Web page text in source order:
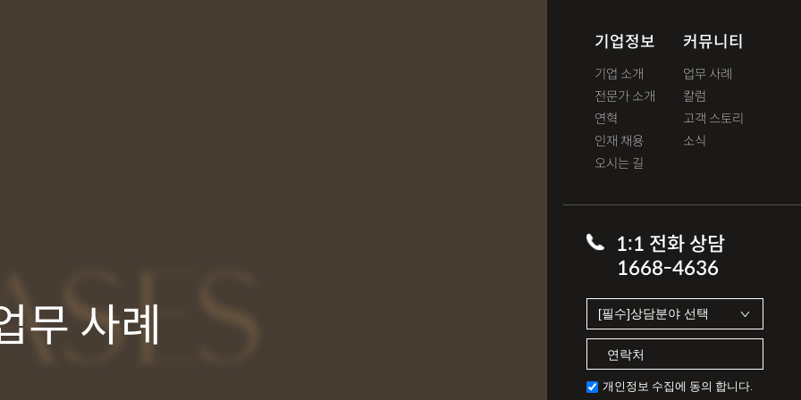
기업정보
기업 소개
전문가 소개
연혁
인재 채용
오시는 길
커뮤니티
업무 사례
칼럼
고객 스토리
소식
1:1 전화 상담
1668-4636
개인정보 수집에 동의 합니다.
무 사례